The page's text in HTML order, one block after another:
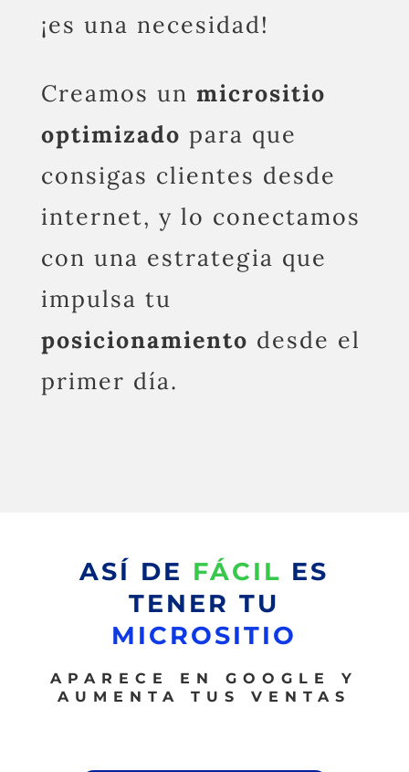
¡es una necesidad!
Creamos un micrositio
optimizado para que
consigas clientes desde
internet, y lo conectamos
con una estrategia que
impulsa tu
posicionamiento desde el
primer día.
ASÍ DE FÁCIL ES
TENER TU
MICROSITIO
APARECE EN GOOGLE Y
AUMENTA TUS VENTAS